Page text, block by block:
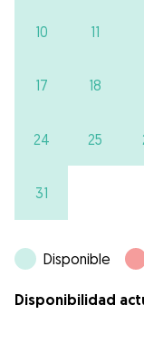
10 11
17 18
24 25
31
Disponible
Disponibilidad